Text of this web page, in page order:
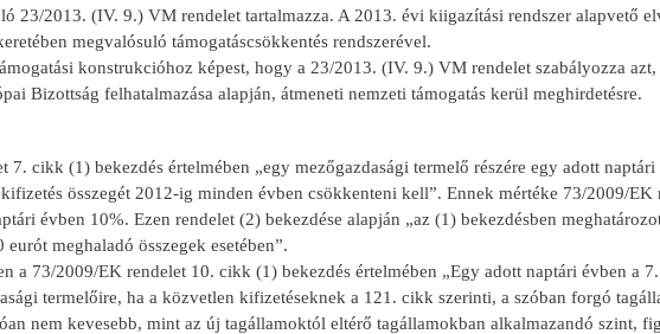
23/2013. (IV. 9.) VM rendelet tartalmazza. A 2013. évi kiigazítási rendszer alapvető
megvalósuló támogatáscsökkentés rendszerével.
konstrukcióhoz képest, hogy a 23/2013. (IV. 9.) VM rendelet szabályozza
Bizottság felhatalmazása alapján, átmeneti nemzeti támogatás kerül meghirdetésre.
7. cikk (1) bekezdés értelmében „egy mezőgazdasági termelő részére egy adott
összegét 2012-ig minden évben csökkenteni kell”. Ennek mértéke 73/2009/
évben 10%. Ezen rendelet (2) bekezdése alapján „az (1) bekezdésben
meghaladó összegek esetében”.
a 73/2009/EK rendelet 10. cikk (1) bekezdés értelmében „Egy adott naptári évben a
termelőire, ha a közvetlen kifizetéseknek a 121. cikk szerinti, a szóban forgó
nem kevesebb, mint az új tagállamoktól eltérő tagállamokban alkalmazandó szint,